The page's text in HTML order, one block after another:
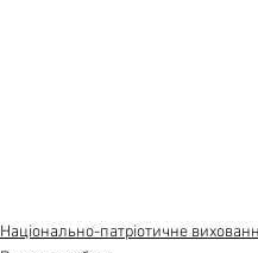
Національно-патріотичне